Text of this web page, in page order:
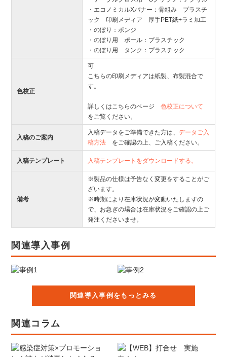
・エコノミカルXバナー：骨組み プラスチ
ック 印刷メディア 厚手PET紙+ラミ加工
・のぼり：ポンジ
・のぼり用 ポール：プラスチック
・のぼり用 タンク：プラスチック
色校正
可
こちらの印刷メディアは紙製、布製混合で
す。
詳しくはこちらのページ色校正について
をご覧ください。
入稿のご案内
入稿データをご準備できた方は、データご入
稿方法 をご確認の上、ご入稿ください。
入稿テンプレート 入稿テンプレートをダウンロードする。
備考
※製品の仕様は予告なく変更をすることがご
ざいます。
※時期により在庫状況が変動いたしますの
で、お急ぎの場合は在庫状況をご確認の上ご
発注くださいませ。
関連導入事例
関連導入事例をもっとみる
関連コラム